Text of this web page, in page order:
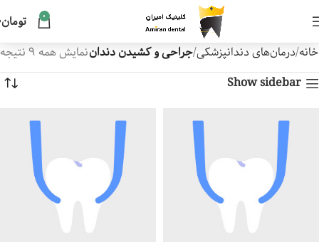
0 تومان
خانهدرمان‌های دندانپزشکیجراحی و کشیدن دنداننمایش همه 9 نتیجه
Show sidebar